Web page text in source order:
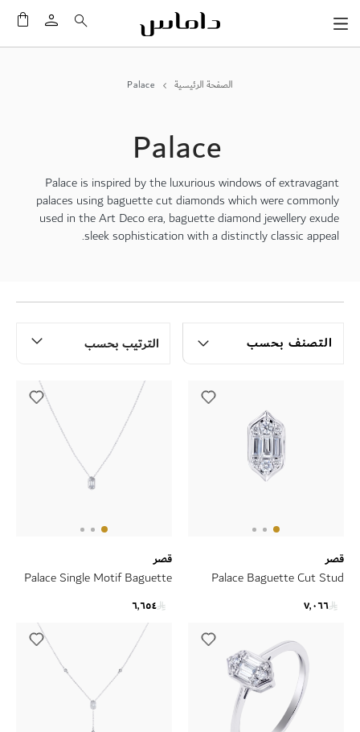
الصفحة الرئيسية Palace
Palace
Palace is inspired by the luxurious windows of extravagant
palaces using baguette cut diamonds which were commonly
used in the Art Deco era, baguette diamond jewellery exude
sleek sophistication with a distinctly classic appeal.
التصنف بحسب الترتيب بحسب
قصر
Palace Baguette Cut Stud
٧٬٠٦٦
قصر
Palace Single Motif Baguette
White Gold
٦٬٦٥٤